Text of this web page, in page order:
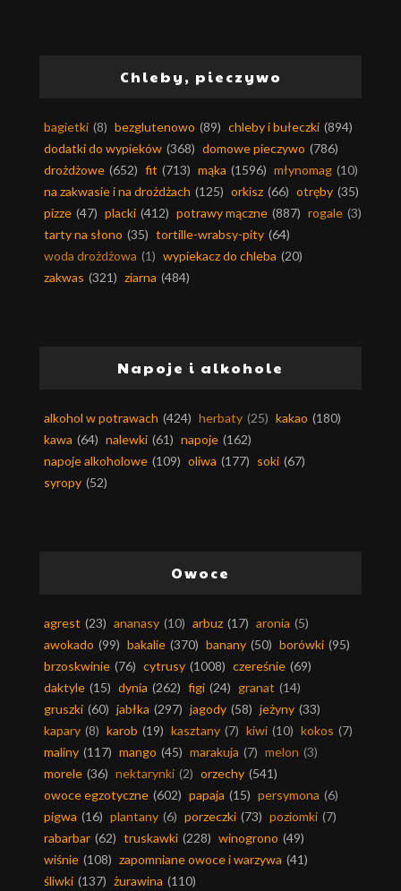
Chleby, pieczywo
bagietki (8) bezglutenowo (89) chleby i bułeczki (894)
dodatki do wypieków (368) domowe pieczywo (786)
drożdżowe (652) fit (713) mąka (1596) młynomag (10)
na zakwasie i na drożdżach (125) orkisz (66) otręby (35)
pizze (47) placki (412) potrawy mączne (887) rogale (3)
tarty na słono (35) tortille-wrabsy-pity (64)
woda drożdżowa (1) wypiekacz do chleba (20)
zakwas (321) ziarna (484)
Napoje i alkohole
alkohol w potrawach (424) herbaty (25) kakao (180)
kawa (64) nalewki (61) napoje (162)
napoje alkoholowe (109) oliwa (177) soki (67)
syropy (52)
Owoce
agrest (23) ananasy (10) arbuz (17) aronia (5)
awokado (99) bakalie (370) banany (50) borówki (95)
brzoskwinie (76) cytrusy (1008) czereśnie (69)
daktyle (15) dynia (262) figi (24) granat (14)
gruszki (60) jabłka (297) jagody (58) jeżyny (33)
kapary (8) karob (19) kasztany (7) kiwi (10) kokos (7)
maliny (117) mango (45) marakuja (7) melon (3)
morele (36) nektarynki (2) orzechy (541)
owoce egzotyczne (602) papaja (15) persymona (6)
pigwa (16) plantany (6) porzeczki (73) poziomki (7)
rabarbar (62) truskawki (228) winogrono (49)
wiśnie (108) zapomniane owoce i warzywa (41)
śliwki (137) żurawina (110)